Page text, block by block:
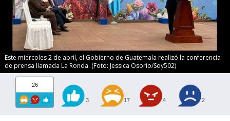
Este miércoles 2 de abril, el Gobierno de Guatemala realizó la conferencia
de prensa llamada La Ronda. (Foto: Jessica Osorio/Soy502)
26
3 17 4 2